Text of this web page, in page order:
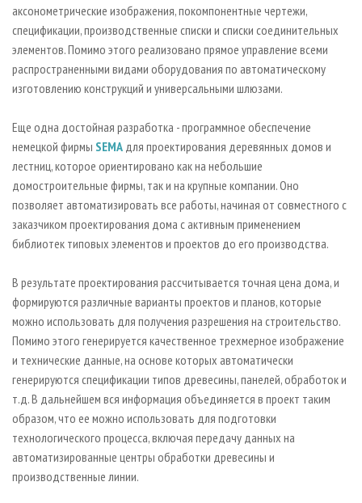
аксонометрические изображения, покомпонентные чертежи,
спецификации, производственные списки и списки соединительных
элементов. Помимо этого реализовано прямое управление всеми
распространенными видами оборудования по автоматическому
изготовлению конструкций и универсальными шлюзами.
Еще одна достойная разработка - программное обеспечение
немецкой фирмы SEMA для проектирования деревянных домов и
лестниц, которое ориентировано как на небольшие
домостроительные фирмы, так и на крупные компании. Оно
позволяет автоматизировать все работы, начиная от совместного с
заказчиком проектирования дома с активным применением
библиотек типовых элементов и проектов до его производства.
В результате проектирования рассчитывается точная цена дома, и
формируются различные варианты проектов и планов, которые
можно использовать для получения разрешения на строительство.
Помимо этого генерируется качественное трехмерное изображение
и технические данные, на основе которых автоматически
генерируются спецификации типов древесины, панелей, обработок и
т.д. В дальнейшем вся информация объединяется в проект таким
образом, что ее можно использовать для подготовки
технологического процесса, включая передачу данных на
автоматизированные центры обработки древесины и
производственные линии.